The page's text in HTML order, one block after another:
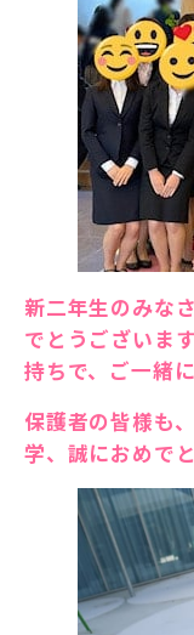
新二年生のみな
でとうございま
持ちで、ご一緒
保護者の皆様も
学、誠におめで